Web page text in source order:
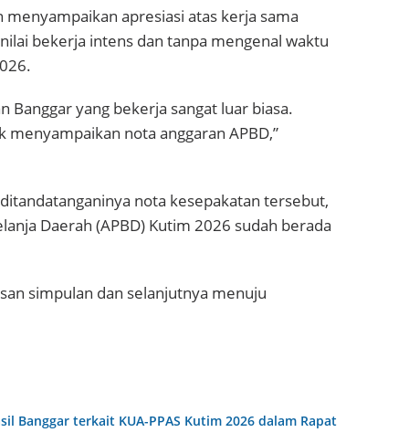
apresiasi atas kerja sama
bekerja intens dan tanpa mengenal waktu
Banggar yang bekerja sangat luar biasa.
nota anggaran APBD,”
nota kesepakatan tersebut,
Daerah (APBD) Kutim 2026 sudah berada
simpulan dan selanjutnya menuju
Banggar terkait KUA-PPAS Kutim 2026 dalam Rapat